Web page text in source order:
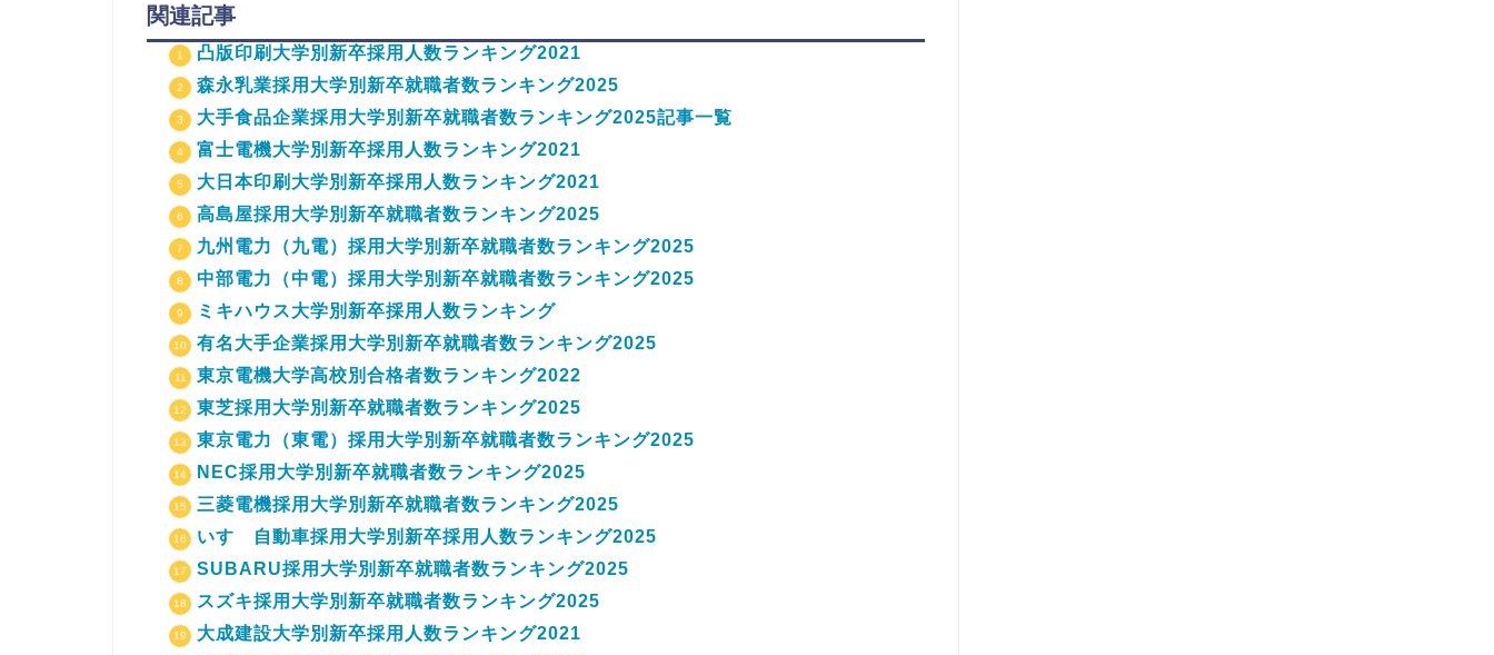
関連記事
凸版印刷大学別新卒採用人数ランキング2021
森永乳業採用大学別新卒就職者数ランキング2025
大手食品企業採用大学別新卒就職者数ランキング2025記事一覧
富士電機大学別新卒採用人数ランキング2021
大日本印刷大学別新卒採用人数ランキング2021
高島屋採用大学別新卒就職者数ランキング2025
九州電力（九電）採用大学別新卒就職者数ランキング2025
中部電力（中電）採用大学別新卒就職者数ランキング2025
ミキハウス大学別新卒採用人数ランキング
有名大手企業採用大学別新卒就職者数ランキング2025
東京電機大学高校別合格者数ランキング2022
東芝採用大学別新卒就職者数ランキング2025
東京電力（東電）採用大学別新卒就職者数ランキング2025
NEC採用大学別新卒就職者数ランキング2025
三菱電機採用大学別新卒就職者数ランキング2025
いすゞ自動車採用大学別新卒採用人数ランキング2025
SUBARU採用大学別新卒就職者数ランキング2025
スズキ採用大学別新卒就職者数ランキング2025
大成建設大学別新卒採用人数ランキング2021